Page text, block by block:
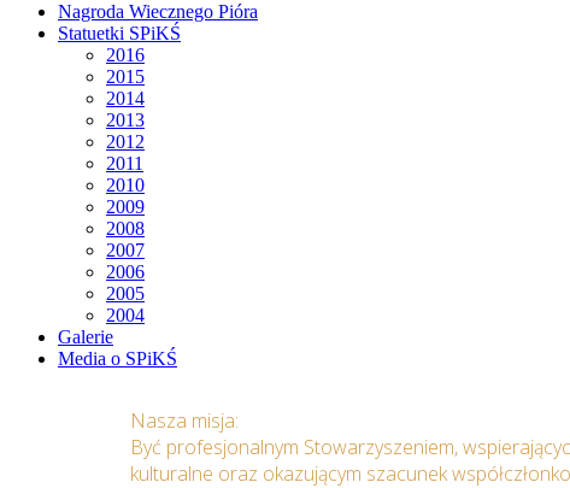
Nagroda Wiecznego Pióra
Statuetki SPiKŚ
2016
2015
2014
2013
2012
2011
2010
2009
2008
2007
2006
2005
2004
Galerie
Media o SPiKŚ
Nasza misja:
Być profesjonalnym Stowarzyszeniem,
kulturalne oraz okazującym szacunek